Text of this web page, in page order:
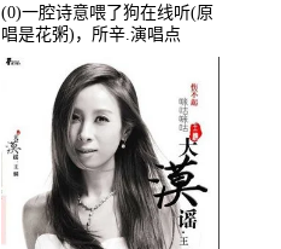
(0)一腔诗意喂了狗在线听(原
唱是花粥)，所辛.演唱点
播:80720次